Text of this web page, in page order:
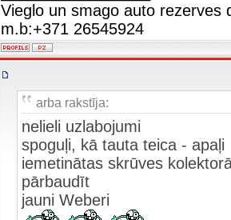
Vieglo un smago auto rezerves
m.b:+371 26545924
arba rakstīja:
nelieli uzlabojumi
spoguļi, kā tauta teica - apaļi
iemetinātas skrūves
pārbaudīt
jauni Weberi